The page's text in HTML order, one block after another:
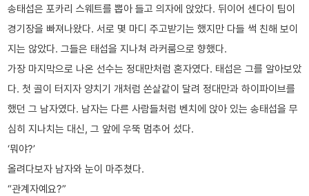
송태섭은 포카리 스웨트를 뽑아 들고 의자에 앉았다. 뒤이어 센다이 팀이
경기장을 빠져나왔다. 서로 몇 마디 주고받기는 했지만 다들 썩 친해 보이
지는 않았다. 그들은 태섭을 지나쳐 라커룸으로 향했다.
가장 마지막으로 나온 선수는 정대만처럼 혼자였다. 태섭은 그를 알아보았
다. 첫 골이 터지자 양치기 개처럼 쏜살같이 달려 정대만과 하이파이브를
했던 그 남자였다. 남자는 다른 사람들처럼 벤치에 앉아 있는 송태섭을 무
심히 지나치는 대신, 그 앞에 우뚝 멈추어 섰다.
‘뭐야?’
올려다보자 남자와 눈이 마주쳤다.
“관계자예요?”